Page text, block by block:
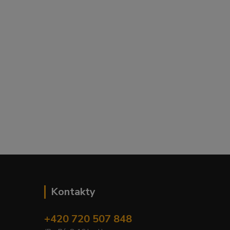
Kontakty
+420 720 507 848